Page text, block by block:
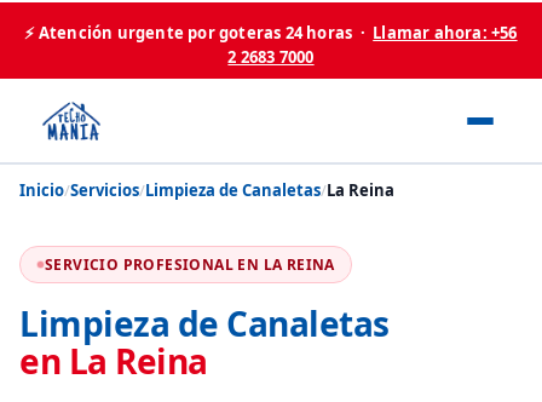
⚡ Atención urgente por goteras 24 horas · Llamar ahora: +56
2 2683 7000
Inicio/Servicios/Limpieza de Canaletas/La Reina
SERVICIO PROFESIONAL EN LA REINA
Limpieza de Canaletas
en La Reina